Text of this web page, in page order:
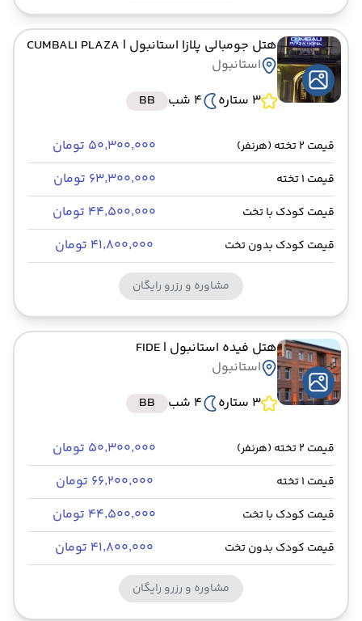
هتل جومبالی پلازا استانبول | CUMBALI PLAZA
استانبول
3 ستاره
4 شب BB
قیمت 2 تخته (هرنفر) ۵۰٬۳۰۰٬۰۰۰ تومان
قیمت 1 تخته ۶۳٬۳۰۰٬۰۰۰ تومان
قیمت کودک با تخت ۴۴٬۵۰۰٬۰۰۰ تومان
قیمت کودک بدون تخت ۴۱٬۸۰۰٬۰۰۰ تومان
مشاوره و رزرو رایگان
هتل فیده استانبول | FIDE
استانبول
3 ستاره
4 شب BB
قیمت 2 تخته (هرنفر) ۵۰٬۳۰۰٬۰۰۰ تومان
قیمت 1 تخته ۶۶٬۲۰۰٬۰۰۰ تومان
قیمت کودک با تخت ۴۴٬۵۰۰٬۰۰۰ تومان
قیمت کودک بدون تخت ۴۱٬۸۰۰٬۰۰۰ تومان
مشاوره و رزرو رایگان